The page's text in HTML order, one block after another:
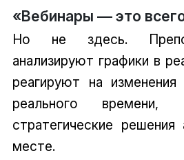
«Вебинары — это
Но не здесь.
анализируют графики в
реагируют на
реального времени,
стратегические
месте.